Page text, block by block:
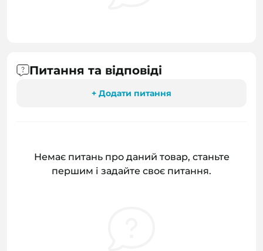
Питання та відповіді
+ Додати питання
Немає питань про даний товар, станьте
першим і задайте своє питання.